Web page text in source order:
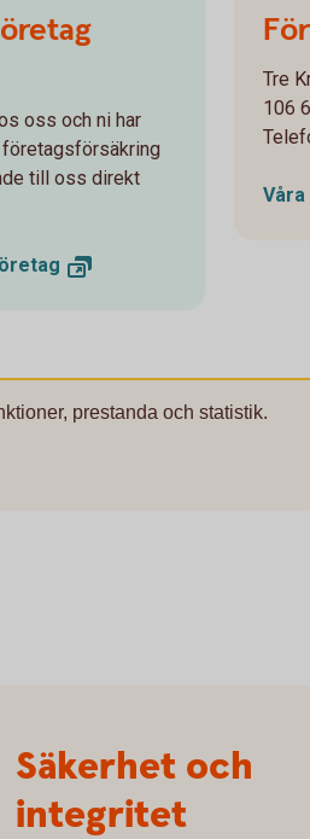
oss och ni har
till oss direkt
Tre
106
Våra
prestanda och statistik.
Säkerhet och
integritet